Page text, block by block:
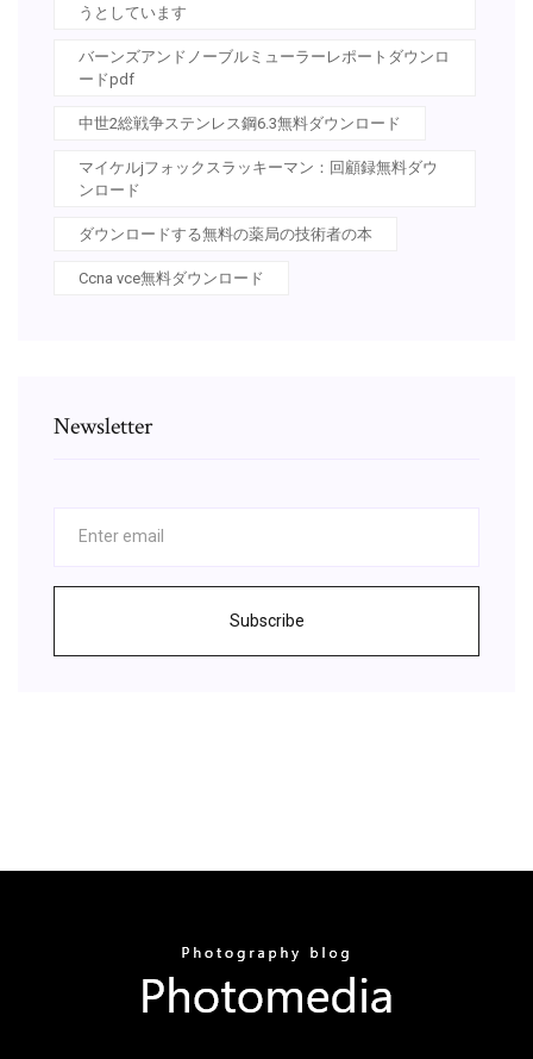
うとしています
バーンズアンドノーブルミューラーレポートダウンロ
ードpdf
中世2総戦争ステンレス鋼6.3無料ダウンロード
マイケルjフォックスラッキーマン：回顧録無料ダウ
ンロード
ダウンロードする無料の薬局の技術者の本
Ccna vce無料ダウンロード
Newsletter
Subscribe